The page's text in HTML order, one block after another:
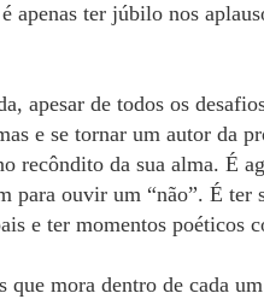
apenas ter júbilo nos
apesar de todos os
e se tornar um autor da
recôndito da sua alma. É
para ouvir um “não”. É ter
e ter momentos poéticos
mora dentro de cada